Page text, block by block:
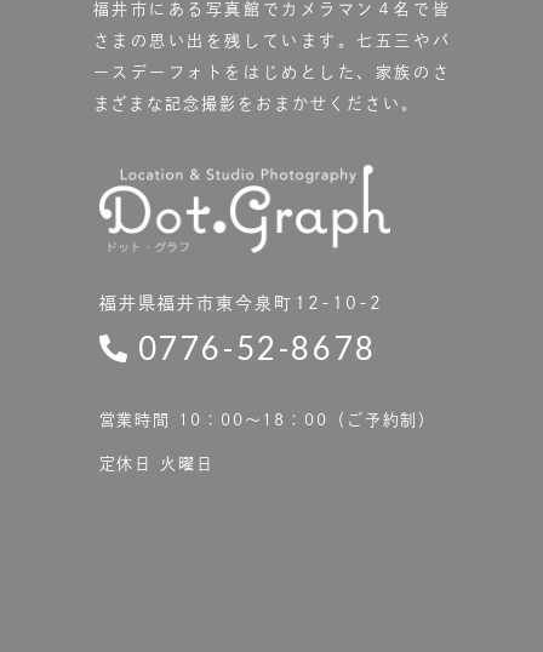
福井市にある写真館で カメラマン４名で皆
さまの思い出を残しています。七五三やバ
ースデーフォトをはじめとした、家族のさ
まざまな記念撮影をおまかせください。
福井県福井市東今泉町12-10-2
0776-52-8678
営業時間 10：00〜18：00（ご予約制）
定休日 火曜日